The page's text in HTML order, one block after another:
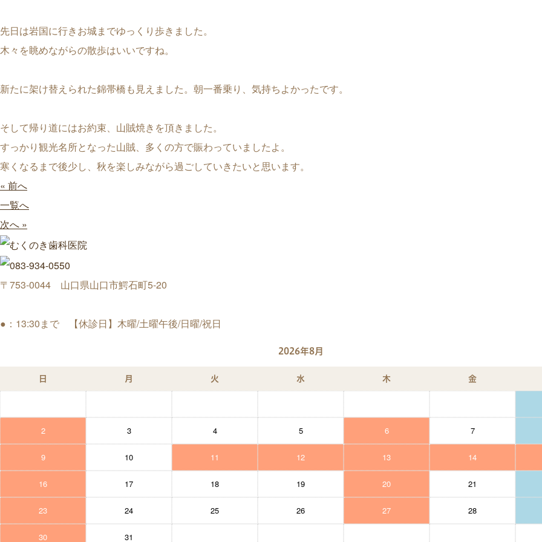
先日は岩国に行きお城までゆっくり歩きました。
木々を眺めながらの散歩はいいですね。
新たに架け替えられた錦帯橋も見えました。朝一番乗り、気持ちよかったです。
そして帰り道にはお約束、山賊焼きを頂きました。
すっかり観光名所となった山賊、多くの方で賑わっていましたよ。
寒くなるまで後少し、秋を楽しみながら過ごしていきたいと思います。
« 前へ
一覧へ
次へ »
〒753-0044 山口県山口市鰐石町5-20
●：13:30まで 【休診日】木曜/土曜午後/日曜/祝日
2026年8月
日 月 火 水 木 金
2 3 4 5 6 7
9 10 11 12 13 14
16 17 18 19 20 21
23 24 25 26 27 28
30 31